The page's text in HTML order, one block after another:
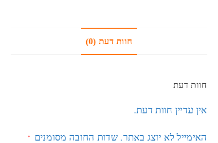
חוות דעת (0)
חוות דעת
אין עדיין חוות דעת.
האימייל לא יוצג באתר. שדות החובה מסומנים *